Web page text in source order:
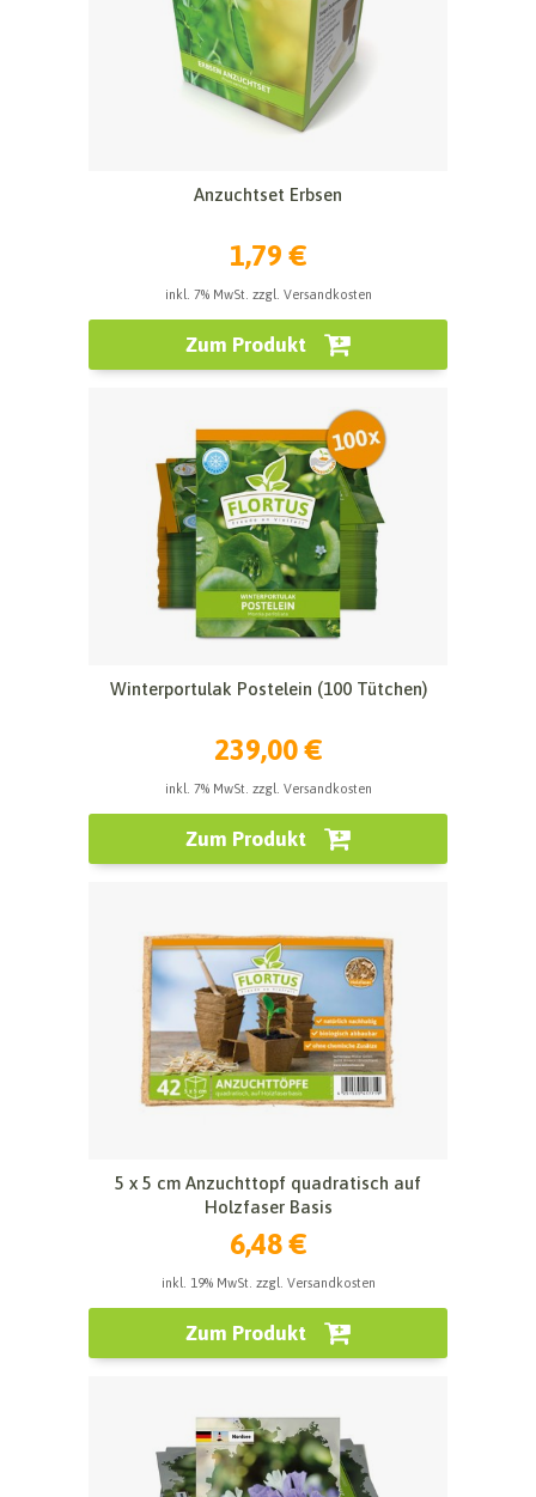
Anzuchtset Erbsen
1,79 €
inkl. 7% MwSt. zzgl. Versandkosten
Zum Produkt
Winterportulak Postelein (100 Tütchen)
239,00 €
inkl. 7% MwSt. zzgl. Versandkosten
Zum Produkt
5 x 5 cm Anzuchttopf quadratisch auf
Holzfaser Basis
6,48 €
inkl. 19% MwSt. zzgl. Versandkosten
Zum Produkt